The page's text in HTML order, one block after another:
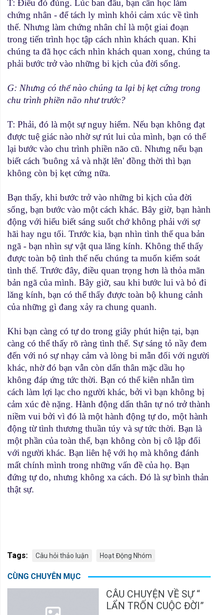
T: Ðiều đó đúng. Lúc ban đầu, bạn cần học làm
chứng nhân - để tách ly mình khỏi cảm xúc về tình
thế. Nhưng làm chứng nhân chỉ là một giai đoạn
trong tiến trình học tập cách nhìn khách quan. Khi
chúng ta đã học cách nhìn khách quan xong, chúng ta
phải bước trở vào những bi kịch của đời sống.
G: Nhưng có thể nào chúng ta lại bị kẹt cứng trong
chu trình phiền não như trước?
T: Phải, đó là một sự nguy hiểm. Nếu bạn không đạt
được tuệ giác nào nhờ sự rút lui của mình, bạn có thể
lại bước vào chu trình phiền não cũ. Nhưng nếu bạn
biết cách 'buông xả và nhặt lên' đồng thời thì bạn
không còn bị kẹt cứng nữa.
Bạn thấy, khi bước trở vào những bi kịch của đời
sống, bạn bước vào một cách khác. Bây giờ, bạn hành
động với hiểu biết sáng suốt chớ không phải với sợ
hãi hay ngu tối. Trước kia, bạn nhìn tình thế qua bản
ngã - bạn nhìn sự vật qua lăng kính. Không thể thấy
được toàn bộ tình thế nếu chúng ta muốn kiểm soát
tình thế. Trước đây, điều quan trọng hơn là thỏa mãn
bản ngã của mình. Bây giờ, sau khi bước lui và bỏ đi
lăng kính, bạn có thể thấy được toàn bộ khung cảnh
của những gì đang xảy ra chung quanh.
Khi bạn càng có tự do trong giây phút hiện tại, bạn
càng có thể thấy rõ ràng tình thế. Sự sáng tỏ nầy đem
đến với nó sự nhạy cảm và lòng bi mẫn đối với người
khác, nhờ đó bạn vẫn còn dấn thân mặc dầu họ
không đáp ứng tức thời. Bạn có thể kiên nhẫn tìm
cách làm lợi lạc cho người khác, bởi vì bạn không bị
cảm xúc đè nặng. Hành động dấn thân tự nó trở thành
niềm vui bởi vì đó là một hành động tự do, một hành
động từ tình thương thuần túy và sự tức thời. Bạn là
một phần của toàn thể, bạn không còn bị cô lập đối
với người khác. Bạn liên hệ với họ mà không đánh
mất chính mình trong những vấn đề của họ. Bạn
đứng tự do, nhưng không xa cách. Ðó là sự bình thản
thật sự.
Tags: Câu hỏi thảo luận Hoạt Động Nhóm
CÙNG CHUYÊN MỤC
CÂU CHUYỆN VỀ SỰ “
LẨN TRỐN CUỘC ĐỜI”